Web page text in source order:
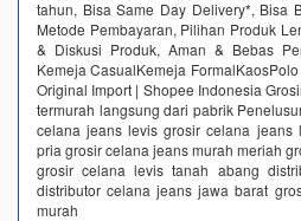
tahun, Bisa Same Day Delivery*, Bisa
Metode Pembayaran, Pilihan Produk
& Diskusi Produk, Aman & Bebas
Kemeja CasualKemeja
Original Import | Shopee Indonesia‎
termurah langsung dari pabrik‎
celana jeans levis grosir celana jeans
pria grosir celana jeans murah meriah
grosir celana levis tanah abang
distributor celana jeans jawa barat
murah